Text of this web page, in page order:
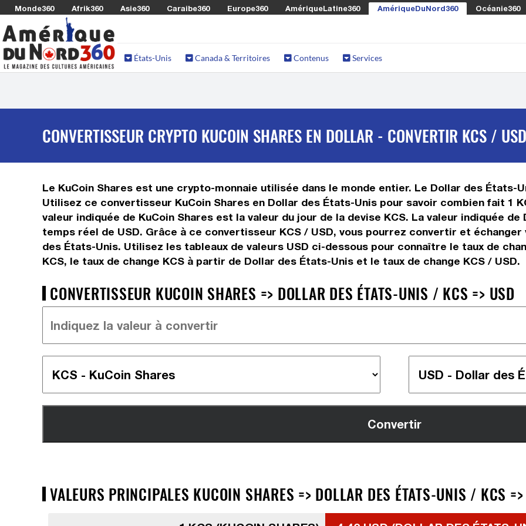
Monde360 Afrik360 Asie360 Caraibe360 Europe360 AmériqueLatine360 AmériqueDuNord360 Océanie360
États-Unis Canada & Territoires Contenus Services
CONVERTISSEUR CRYPTO KUCOIN SHARES EN DOLLAR - CONVERTIR KCS / USD
Le KuCoin Shares est une crypto-monnaie utilisée dans le monde entier. Le Dollar des États-
Utilisez ce convertisseur KuCoin Shares en Dollar des États-Unis pour savoir combien fait 1
valeur indiquée de KuCoin Shares est la valeur du jour de la devise KCS. La valeur indiquée
temps réel de USD. Grâce à ce convertisseur KCS / USD, vous pourrez convertir et
des États-Unis. Utilisez les tableaux de valeurs USD ci-dessous pour connaître le taux de
KCS, le taux de change KCS à partir de Dollar des États-Unis et le taux de change KCS / USD.
CONVERTISSEUR KUCOIN SHARES => DOLLAR DES ÉTATS-UNIS / KCS => USD
VALEURS PRINCIPALES KUCOIN SHARES => DOLLAR DES ÉTATS-UNIS / KCS